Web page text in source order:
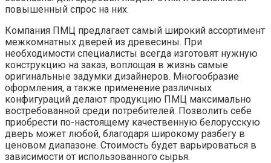
повышенный спрос на них.
Компания ПМЦ предлагает самый широкий ассортимент
межкомнатных дверей из древесины. При
необходимости специалисты всегда изготовят нужную
конструкцию на заказ, воплощая в жизнь самые
оригинальные задумки дизайнеров. Многообразие
оформления, а также применение различных
конфигураций делают продукцию ПМЦ максимально
востребованной среди потребителей. Позволить себе
приобрести по-настоящему качественную белорусскую
дверь может любой, благодаря широкому разбегу в
ценовом диапазоне. Стоимость будет варьироваться в
зависимости от использованного сырья.